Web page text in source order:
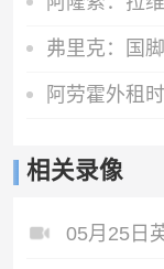
相关录像
05月25日